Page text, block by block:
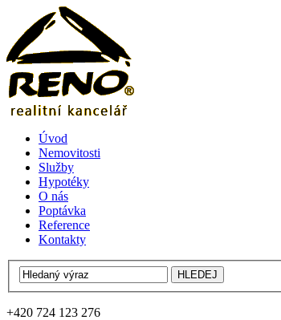
Úvod
Nemovitosti
Služby
Hypotéky
O nás
Poptávka
Reference
Kontakty
+420 724 123 276